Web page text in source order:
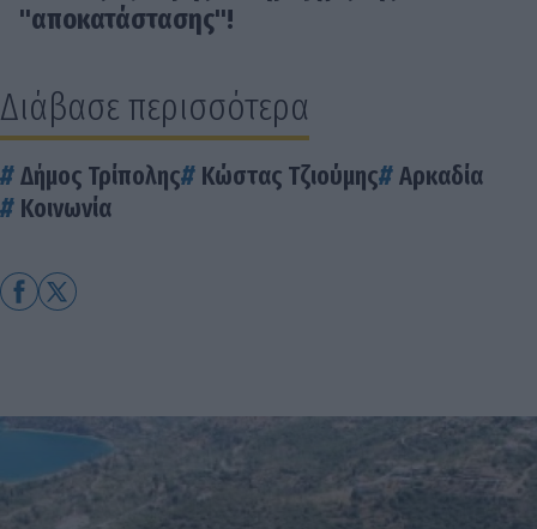
"αποκατάστασης"!
Διάβασε περισσότερα
Δήμος Τρίπολης Κώστας Τζιούμης
Αρκαδία
Κοινωνία